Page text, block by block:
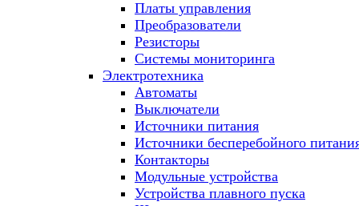
Платы управления
Преобразователи
Резисторы
Системы мониторинга
Электротехника
Автоматы
Выключатели
Источники питания
Источники бесперебойного
Контакторы
Модульные устройства
Устройства плавного пуска